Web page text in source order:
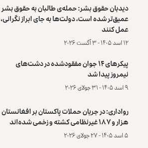
دیدبان حقوق بشر: حمله‌ی طالبان به حقوق بشر
عمیق‌تر شده است، دولت‌ها به جای ابراز نگرانی،
عمل کنند
۱۲ اسد ۱۴۰۵ - ۳ آگست ۲۰۲۶
پیکرهای ۱۴ جوان مفقودشده در دشت‌های
نیمروز پیدا شد
۹ اسد ۱۴۰۵ - ۳۱ جولای ۲۰۲۶
رواداری: در جریان حملات پاکستان بر افغانستان
هزار و ۱۸۷ غیرنظامی کشته و زخمی شده‌اند
۵ اسد ۱۴۰۵ - ۲۷ جولای ۲۰۲۶